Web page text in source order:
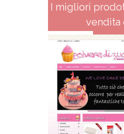
I migliori
vendita